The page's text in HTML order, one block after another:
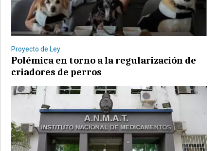
Proyecto de Ley
Polémica en torno a la regularización de
criadores de perros